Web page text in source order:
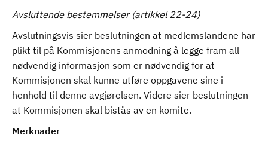
Avsluttende bestemmelser (artikkel 22-24)
Avslutningsvis sier beslutningen at medlemslandene har
plikt til på Kommisjonens anmodning å legge fram all
nødvendig informasjon som er nødvendig for at
Kommisjonen skal kunne utføre oppgavene sine i
henhold til denne avgjørelsen. Videre sier beslutningen
at Kommisjonen skal bistås av en komite.
Merknader